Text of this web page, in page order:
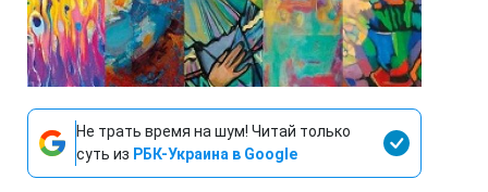
Не трать время на шум! Читай только
суть из РБК-Украина в Google